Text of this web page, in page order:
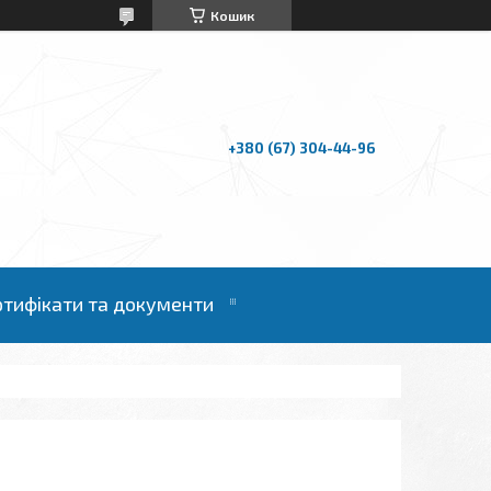
Кошик
+380 (67) 304-44-96
та документи